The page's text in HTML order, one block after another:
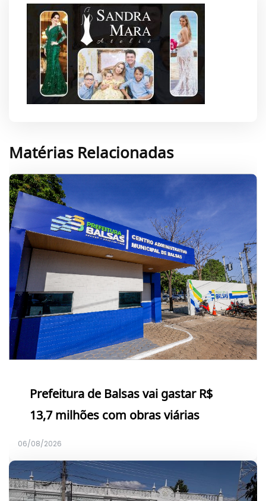
Matérias Relacionadas
Prefeitura de Balsas vai gastar R$
13,7 milhões com obras viárias
06/08/2026